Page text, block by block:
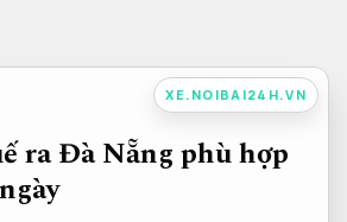
XE.NOIBAI24H.VN
ra Đà Nẵng phù hợp